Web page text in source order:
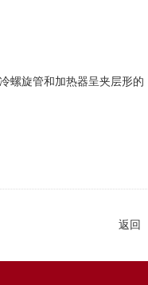
螺旋管和加热器呈夹层形的
返回